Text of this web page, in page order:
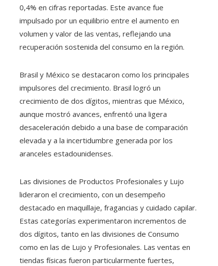
0,4% en cifras reportadas. Este avance fue
impulsado por un equilibrio entre el aumento en
volumen y valor de las ventas, reflejando una
recuperación sostenida del consumo en la región.
Brasil y México se destacaron como los principales
impulsores del crecimiento. Brasil logró un
crecimiento de dos dígitos, mientras que México,
aunque mostró avances, enfrentó una ligera
desaceleración debido a una base de comparación
elevada y a la incertidumbre generada por los
aranceles estadounidenses.
Las divisiones de Productos Profesionales y Lujo
lideraron el crecimiento, con un desempeño
destacado en maquillaje, fragancias y cuidado capilar.
Estas categorías experimentaron incrementos de
dos dígitos, tanto en las divisiones de Consumo
como en las de Lujo y Profesionales. Las ventas en
tiendas físicas fueron particularmente fuertes,